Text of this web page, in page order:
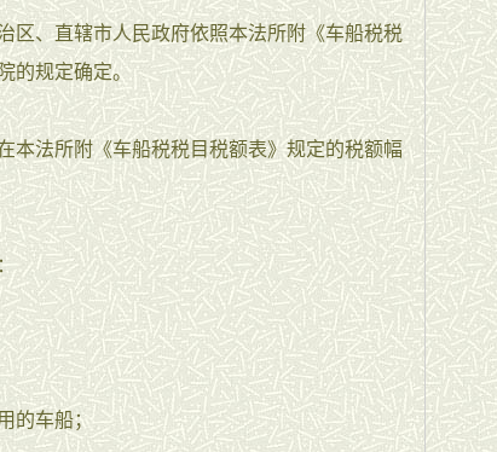
、直辖市人民政府依照本法所附《车船税税
的规定确定。
法所附《车船税税目税额表》规定的税额幅
的车船；